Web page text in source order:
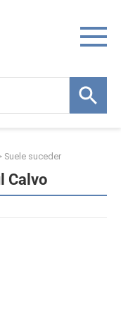
Suele suceder
Calvo